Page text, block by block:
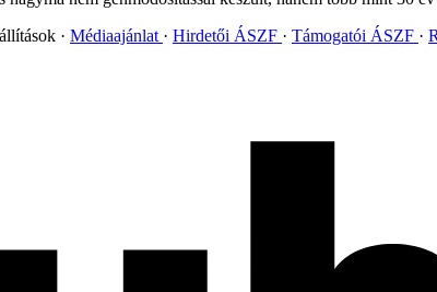
Médiaajánlat Hirdetői ÁSZF Támogatói ÁSZF